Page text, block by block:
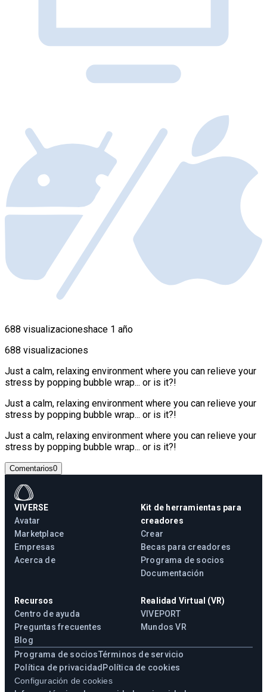
688 visualizacioneshace 1 año
688 visualizaciones
Just a calm, relaxing environment where you can relieve your
stress by popping bubble wrap... or is it?!
Just a calm, relaxing environment where you can relieve your
stress by popping bubble wrap... or is it?!
Just a calm, relaxing environment where you can relieve your
stress by popping bubble wrap... or is it?!
Comentarios0
VIVERSE
Avatar
Marketplace
Empresas
Acerca de
Kit de herramientas para
creadores
Crear
Becas para creadores
Programa de socios
Documentación
Recursos
Centro de ayuda
Preguntas frecuentes
Blog
Realidad Virtual (VR)
VIVEPORT
Mundos VR
Programa de sociosTérminos de servicio
Política de privacidad Política de cookies
Configuración de cookies